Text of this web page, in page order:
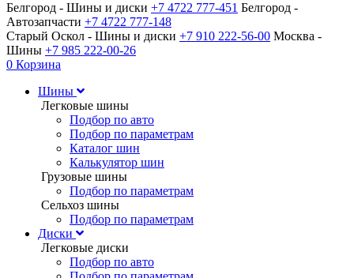
Белгород - Шины и диски +7 4722 777-451 Белгород -
Автозапчасти +7 4722 777-148
Старый Оскол - Шины и диски +7 910 222-56-00 Москва -
Шины +7 985 222-00-26
0 Корзина
Шины
Легковые шины
Подбор по авто
Подбор по параметрам
Каталог шин
Калькулятор шин
Грузовые шины
Подбор по параметрам
Сельхоз шины
Подбор по параметрам
Диски
Легковые диски
Подбор по авто